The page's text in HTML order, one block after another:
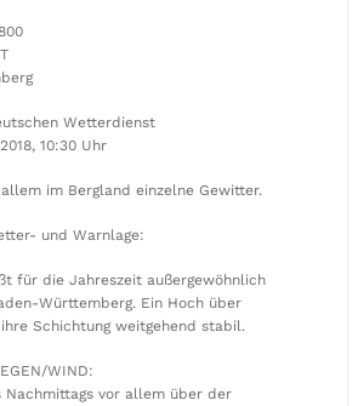
Wetterdienst
10:30 Uhr
im Bergland einzelne Gewitter.
und Warnlage:
für die Jahreszeit außergewöhnlich
Württemberg. Ein Hoch über
Schichtung weitgehend stabil.
WIND:
Nachmittags vor allem über der